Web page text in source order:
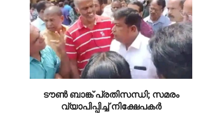
ടൗൺ ബാങ്ക് പ്രതിസന്ധി; സമരം
വ്യാപിപ്പിച്ച് നിക്ഷേപകർ